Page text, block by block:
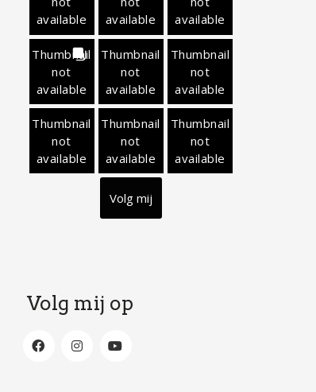
available
available
available
Thumbnail
not
available
Thumbnail
not
available
Thumbnail
not
available
Thumbnail
not
available
Thumbnail
not
available
Thumbnail
not
available
Volg mij
Volg mij op